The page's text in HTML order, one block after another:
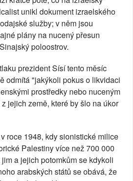
unikl dokument izraelského
služby; v něm jsou
plány na nucený přesun
poloostrov.
prezident Sísí tento měsíc
odmítá "jakýkoli pokus o likvidaci
prostředky nebo nuceným
jejich země, které by šlo na úkor
roce 1948, kdy sionistické milice
Palestiny více než 700 000
a jejich potomkům se kdykoli
arabských států se obává, že